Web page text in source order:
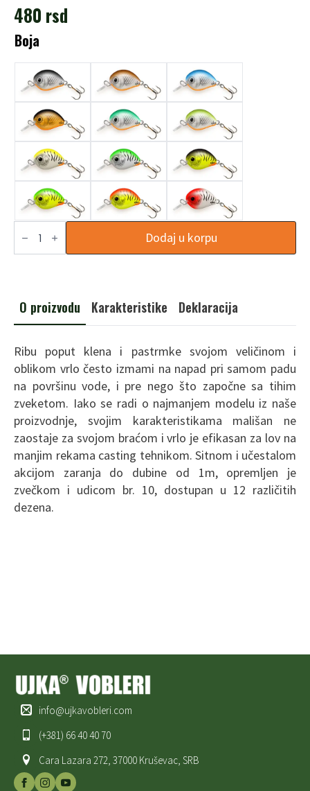
480 rsd
Boja
B0
količina Dodaj u korpu
O proizvodu Karakteristike Deklaracija
Ribu poput klena i pastrmke svojom veličinom i
oblikom vrlo često izmami na napad pri samom padu
na površinu vode, i pre nego što započne sa tihim
zveketom. Iako se radi o najmanjem modelu iz naše
proizvodnje, svojim karakteristikama mališan ne
zaostaje za svojom braćom i vrlo je efikasan za lov na
manjim rekama casting tehnikom. Sitnom i učestalom
akcijom zaranja do dubine od 1m, opremljen je
zvečkom i udicom br. 10, dostupan u 12 različitih
dezena.
info@ujkavobleri.com
(+381) 66 40 40 70
Cara Lazara 272, 37000 Kruševac, SRB